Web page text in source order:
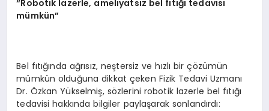
“Robotik lazerle, ameliyatsız bel fıtığı tedavisi
mümkün”
Bel fıtığında ağrısız, neştersiz ve hızlı bir çözümün
mümkün olduğuna dikkat çeken Fizik Tedavi Uzmanı
Dr. Özkan Yükselmiş, sözlerini robotik lazerle bel fıtığı
tedavisi hakkında bilgiler paylaşarak sonlandırdı: